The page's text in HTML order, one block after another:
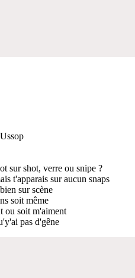
sur shot, verre ou snipe ?
t'apparais sur aucun snaps
sur scène
soit même
ou soit m'aiment
pas d'gêne